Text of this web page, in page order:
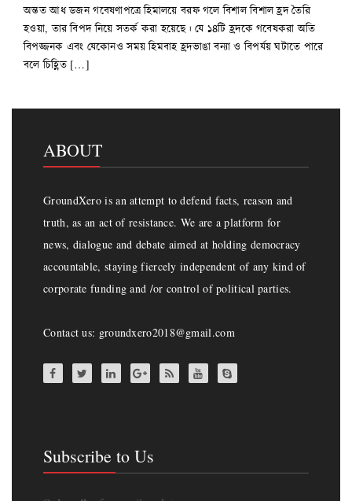
অন্তত আধ ডজন গবেষণাপত্রে হিমালয়ে বরফ গলে বিশাল বিশাল হ্রদ তৈরি
হওয়া, তার বিপদ নিয়ে সতর্ক করা হয়েছে। যে ১৪টি হ্রদকে গবেষকরা অতি
বিপজ্জনক এবং যেকোনও সময় হিমবাহ হ্রদভাঙা বন্যা ও বিপর্যয় ঘটাতে পারে
বলে চিহ্ণিত […]
ABOUT
GroundXero is an attempt to defend facts, reason and
truth, as an act of resistance. We are a platform for
news, dialogue and debate aimed at holding democracy
accountable, staying fiercely independent of any kind of
corporate funding and /or control of political parties.
Contact us: groundxero2018@gmail.com
Subscribe to Us